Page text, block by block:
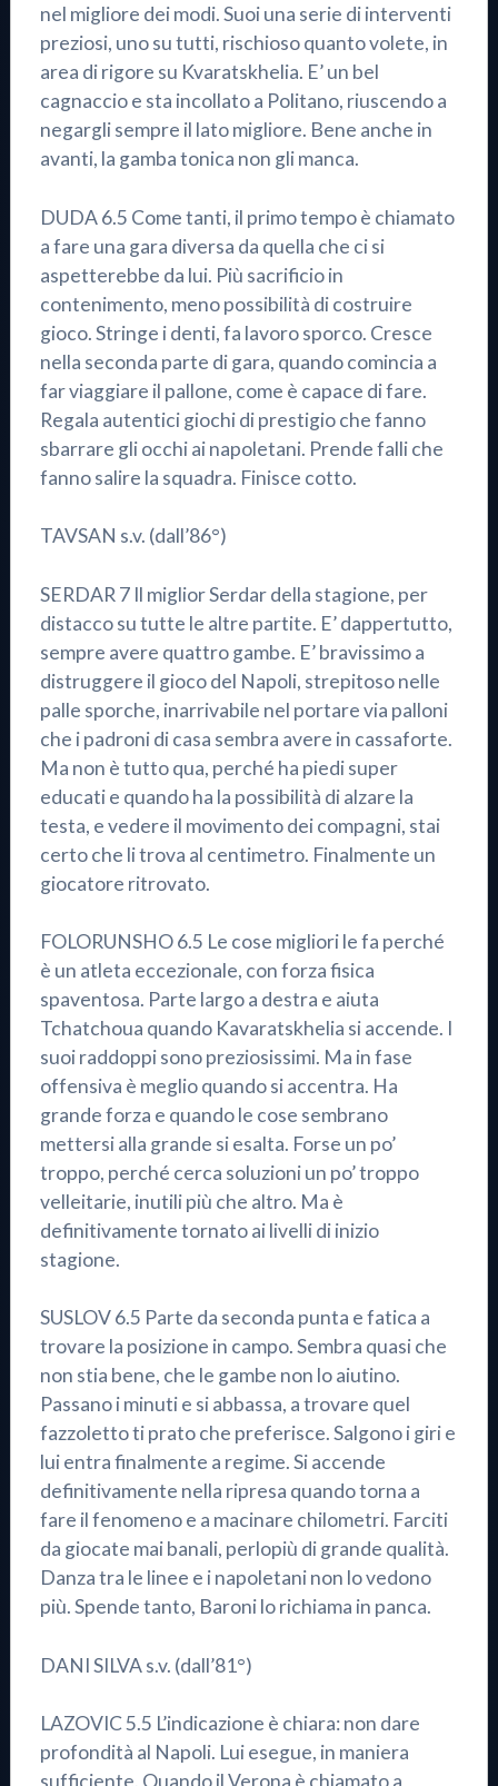
nel migliore dei modi. Suoi una serie di interventi
preziosi, uno su tutti, rischioso quanto volete, in
area di rigore su Kvaratskhelia. E’ un bel
cagnaccio e sta incollato a Politano, riuscendo a
negargli sempre il lato migliore. Bene anche in
avanti, la gamba tonica non gli manca.
DUDA 6.5 Come tanti, il primo tempo è chiamato
a fare una gara diversa da quella che ci si
aspetterebbe da lui. Più sacrificio in
contenimento, meno possibilità di costruire
gioco. Stringe i denti, fa lavoro sporco. Cresce
nella seconda parte di gara, quando comincia a
far viaggiare il pallone, come è capace di fare.
Regala autentici giochi di prestigio che fanno
sbarrare gli occhi ai napoletani. Prende falli che
fanno salire la squadra. Finisce cotto.
TAVSAN s.v. (dall’86°)
SERDAR 7 Il miglior Serdar della stagione, per
distacco su tutte le altre partite. E’ dappertutto,
sempre avere quattro gambe. E’ bravissimo a
distruggere il gioco del Napoli, strepitoso nelle
palle sporche, inarrivabile nel portare via palloni
che i padroni di casa sembra avere in cassaforte.
Ma non è tutto qua, perché ha piedi super
educati e quando ha la possibilità di alzare la
testa, e vedere il movimento dei compagni, stai
certo che li trova al centimetro. Finalmente un
giocatore ritrovato.
FOLORUNSHO 6.5 Le cose migliori le fa perché
è un atleta eccezionale, con forza fisica
spaventosa. Parte largo a destra e aiuta
Tchatchoua quando Kavaratskhelia si accende. I
suoi raddoppi sono preziosissimi. Ma in fase
offensiva è meglio quando si accentra. Ha
grande forza e quando le cose sembrano
mettersi alla grande si esalta. Forse un po’
troppo, perché cerca soluzioni un po’ troppo
velleitarie, inutili più che altro. Ma è
definitivamente tornato ai livelli di inizio
stagione.
SUSLOV 6.5 Parte da seconda punta e fatica a
trovare la posizione in campo. Sembra quasi che
non stia bene, che le gambe non lo aiutino.
Passano i minuti e si abbassa, a trovare quel
fazzoletto ti prato che preferisce. Salgono i giri e
lui entra finalmente a regime. Si accende
definitivamente nella ripresa quando torna a
fare il fenomeno e a macinare chilometri. Farciti
da giocate mai banali, perlopiù di grande qualità.
Danza tra le linee e i napoletani non lo vedono
più. Spende tanto, Baroni lo richiama in panca.
DANI SILVA s.v. (dall’81°)
LAZOVIC 5.5 L’indicazione è chiara: non dare
profondità al Napoli. Lui esegue, in maniera
sufficiente. Quando il Verona è chiamato a